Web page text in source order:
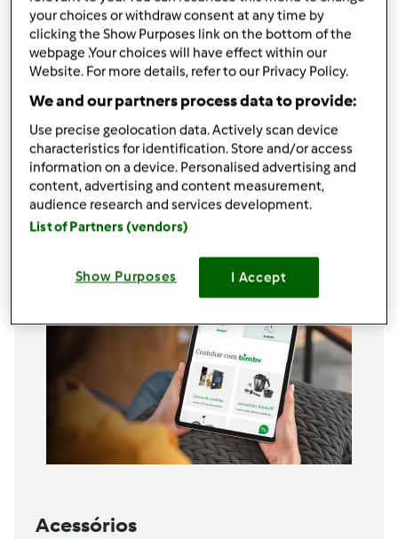
"Arroz" de couve-flor e brócolos
300 a 350gCouve-flor (só os floretes)
120gBrócolos (só os floretes)
150gcebola
25gazeite
Sumo de meio limão
sal, pimenta e noz moscada q.b.
Adicionar à lista de compras
Acessórios
your choices or withdraw consent at any time by
clicking the Show Purposes link on the bottom of the
webpage .Your choices will have effect within our
Website. For more details, refer to our Privacy Policy.
We and our partners process data to provide:
Use precise geolocation data. Actively scan device
characteristics for identification. Store and/or access
information on a device. Personalised advertising and
content, advertising and content measurement,
audience research and services development.
List of Partners (vendors)
Show Purposes I Accept